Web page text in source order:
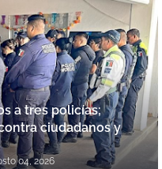
a tres policías;
ciudadanos y
04, 2026